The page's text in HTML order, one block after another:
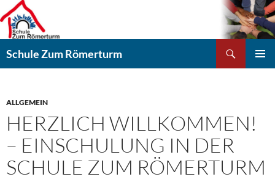
Zum
Inhalt
springen
Schule Zum Römerturm
ALLGEMEIN
HERZLICH WILLKOMMEN!
– EINSCHULUNG IN DER
SCHULE ZUM RÖMERTURM